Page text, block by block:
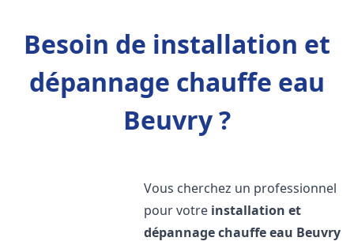
Besoin de installation et
dépannage chauffe eau
Beuvry ?
Vous cherchez un professionnel
pour votre installation et
dépannage chauffe eau Beuvry